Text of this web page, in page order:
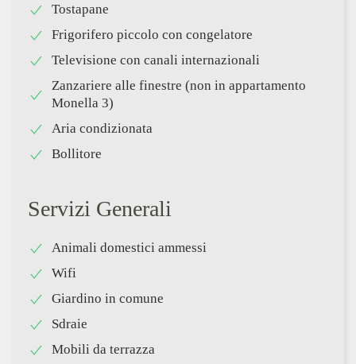
Tostapane
Frigorifero piccolo con congelatore
Televisione con canali internazionali
Zanzariere alle finestre (non in appartamento
Monella 3)
Aria condizionata
Bollitore
Servizi Generali
Animali domestici ammessi
Wifi
Giardino in comune
Sdraie
Mobili da terrazza